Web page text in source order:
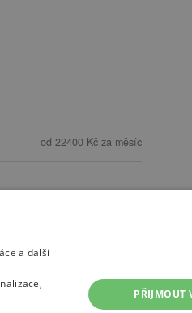
od 22400 Kč za měsíc
a další
PŘIJMOUT